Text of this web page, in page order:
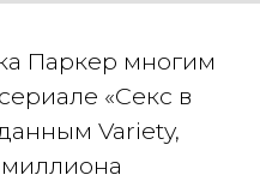
Паркер многим
«Секс в
Variety,
миллиона